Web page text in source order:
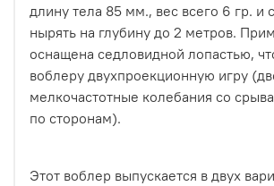
длину тела 85 мм., вес всего 6 гр. и
нырять на глубину до 2 метров.
оснащена седловидной лопастью,
воблеру двухпроекционную игру
мелкочастотные колебания со
по сторонам).
Этот воблер выпускается в двух